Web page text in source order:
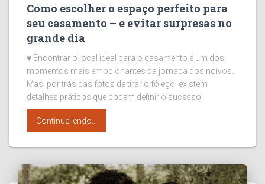
Como escolher o espaço perfeito para
seu casamento – e evitar surpresas no
grande dia
♥ Encontrar o local ideal para o casamento é um dos
momentos mais emocionantes da jornada dos noivos.
Mas, por trás das fotos de tirar o fôlego, existem
detalhes práticos que podem definir o sucesso
Continue lendo...